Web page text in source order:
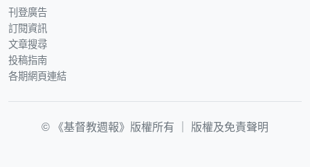
刊登廣告
訂閱資訊
文章搜尋
投稿指南
各期網頁連結
© 《基督教週報》版權所有 ｜ 版權及免責聲明